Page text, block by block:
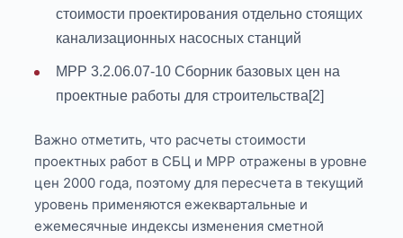
стоимости проектирования отдельно стоящих
канализационных насосных станций
МРР 3.2.06.07-10 Сборник базовых цен на
проектные работы для строительства[2]
Важно отметить, что расчеты стоимости
проектных работ в СБЦ и МРР отражены в уровне
цен 2000 года, поэтому для пересчета в текущий
уровень применяются ежеквартальные и
ежемесячные индексы изменения сметной